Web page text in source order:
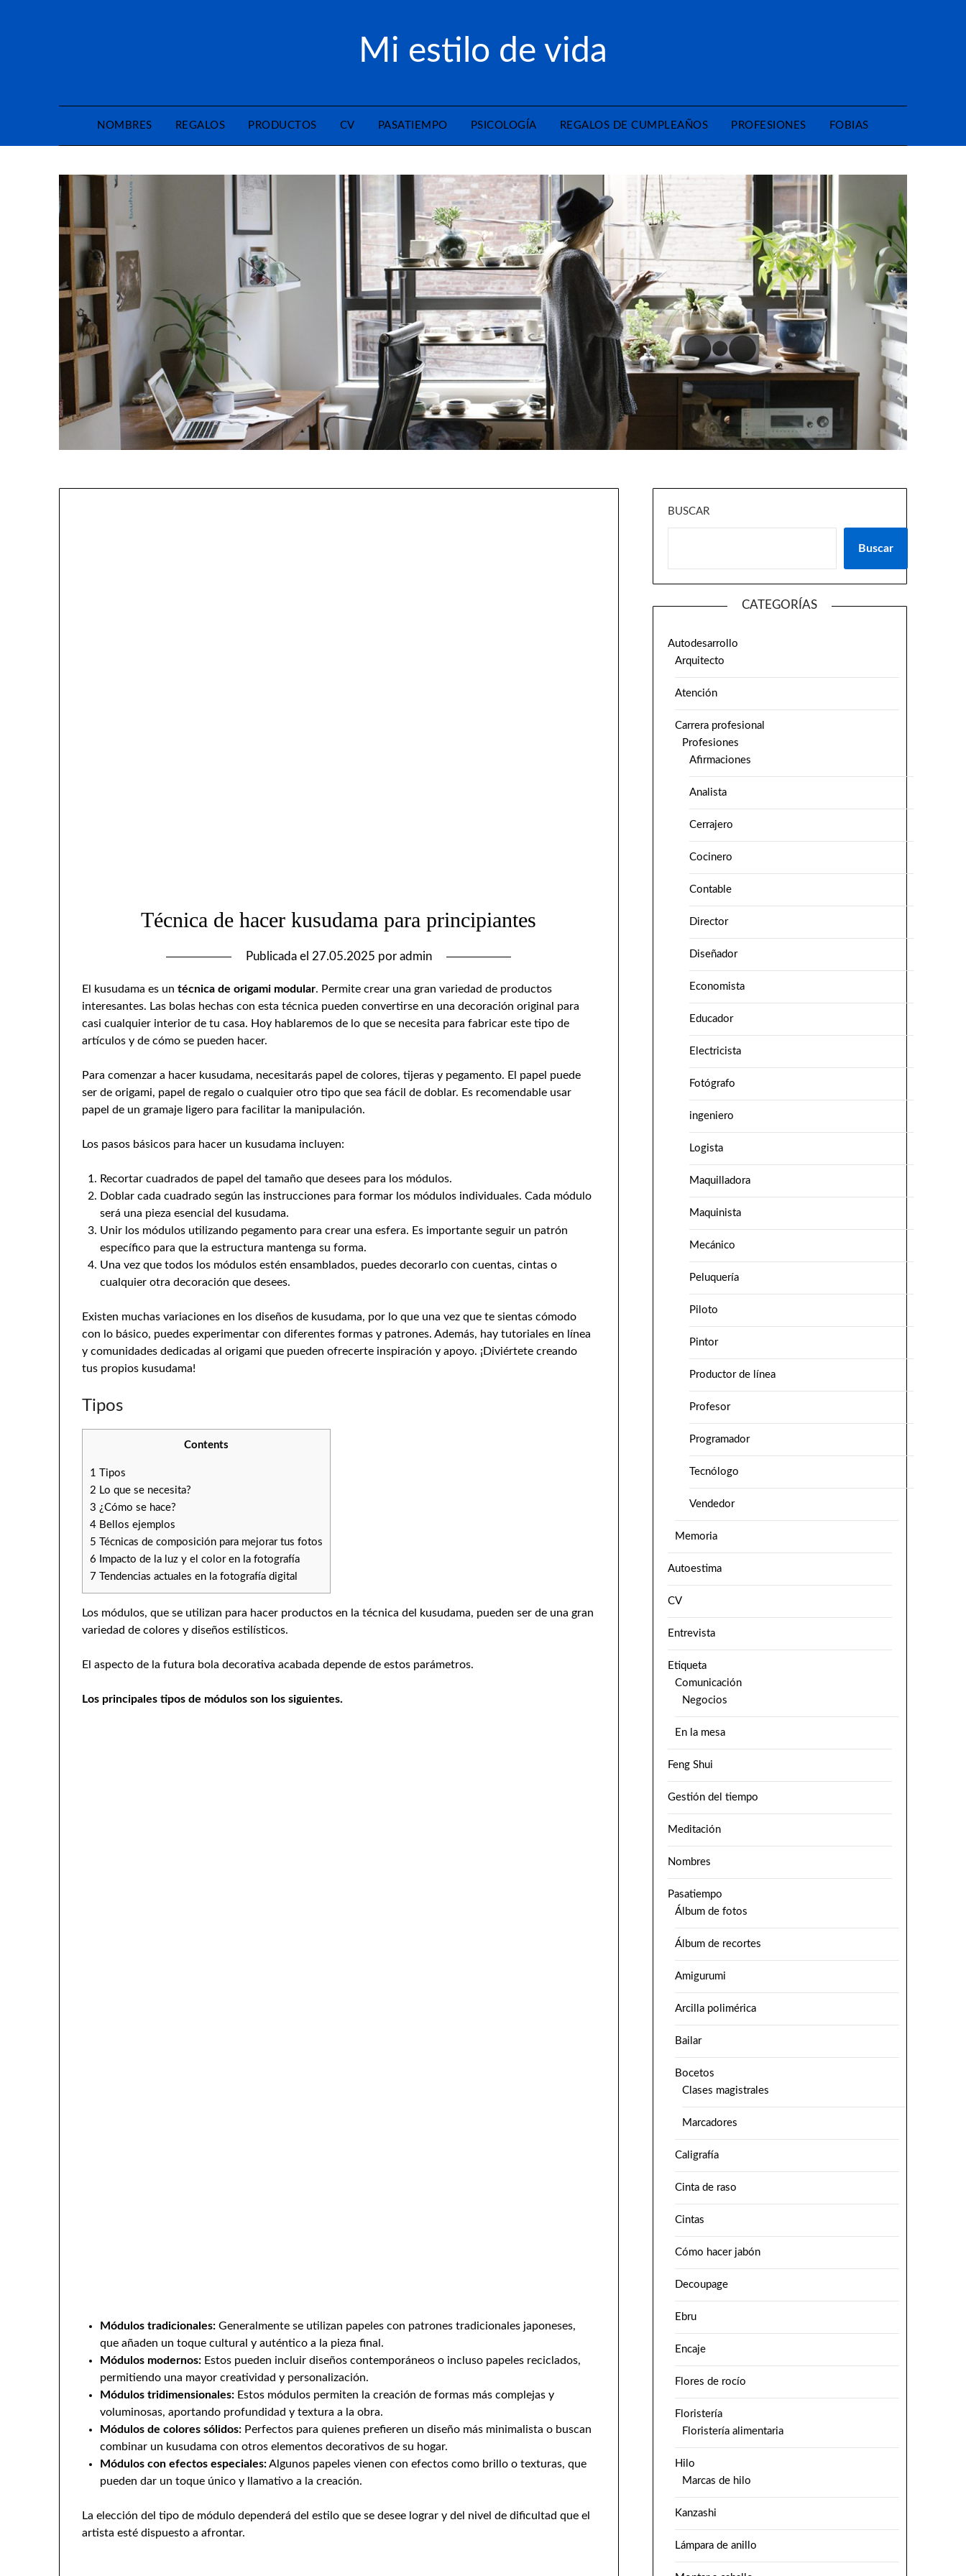
Mi estilo de vida
NOMBRES REGALOS PRODUCTOS CV PASATIEMPO PSICOLOGÍA REGALOS DE CUMPLEAÑOS PROFESIONES FOBIAS
Técnica de hacer kusudama para principiantes
Publicada el 27.05.2025 por admin
El kusudama es un técnica de origami modular. Permite crear una gran variedad de productos
interesantes. Las bolas hechas con esta técnica pueden convertirse en una decoración original para
casi cualquier interior de tu casa. Hoy hablaremos de lo que se necesita para fabricar este tipo de
artículos y de cómo se pueden hacer.
Para comenzar a hacer kusudama, necesitarás papel de colores, tijeras y pegamento. El papel puede
ser de origami, papel de regalo o cualquier otro tipo que sea fácil de doblar. Es recomendable usar
papel de un gramaje ligero para facilitar la manipulación.
Los pasos básicos para hacer un kusudama incluyen:
Recortar cuadrados de papel del tamaño que desees para los módulos.
Doblar cada cuadrado según las instrucciones para formar los módulos individuales. Cada módulo
será una pieza esencial del kusudama.
Unir los módulos utilizando pegamento para crear una esfera. Es importante seguir un patrón
específico para que la estructura mantenga su forma.
Una vez que todos los módulos estén ensamblados, puedes decorarlo con cuentas, cintas o
cualquier otra decoración que desees.
Existen muchas variaciones en los diseños de kusudama, por lo que una vez que te sientas cómodo
con lo básico, puedes experimentar con diferentes formas y patrones. Además, hay tutoriales en línea
y comunidades dedicadas al origami que pueden ofrecerte inspiración y apoyo. ¡Diviértete creando
tus propios kusudama!
Tipos
Contents
1 Tipos
2 Lo que se necesita?
3 ¿Cómo se hace?
4 Bellos ejemplos
5 Técnicas de composición para mejorar tus fotos
6 Impacto de la luz y el color en la fotografía
7 Tendencias actuales en la fotografía digital
Los módulos, que se utilizan para hacer productos en la técnica del kusudama, pueden ser de una gran
variedad de colores y diseños estilísticos.
El aspecto de la futura bola decorativa acabada depende de estos parámetros.
Los principales tipos de módulos son los siguientes.
Módulos tradicionales: Generalmente se utilizan papeles con patrones tradicionales japoneses,
que añaden un toque cultural y auténtico a la pieza final.
Módulos modernos: Estos pueden incluir diseños contemporáneos o incluso papeles reciclados,
permitiendo una mayor creatividad y personalización.
Módulos tridimensionales: Estos módulos permiten la creación de formas más complejas y
voluminosas, aportando profundidad y textura a la obra.
Módulos de colores sólidos: Perfectos para quienes prefieren un diseño más minimalista o buscan
combinar un kusudama con otros elementos decorativos de su hogar.
Módulos con efectos especiales:Algunos papeles vienen con efectos como brillo o texturas, que
pueden dar un toque único y llamativo a la creación.
La elección del tipo de módulo dependerá del estilo que se desee lograr y del nivel de dificultad que el
artista esté dispuesto a afrontar.
BUSCAR
Buscar
CATEGORÍAS
Autodesarrollo
Arquitecto
Atención
Carrera profesional
Profesiones
Afirmaciones
Analista
Cerrajero
Cocinero
Contable
Director
Diseñador
Economista
Educador
Electricista
Fotógrafo
ingeniero
Logista
Maquilladora
Maquinista
Mecánico
Peluquería
Piloto
Pintor
Productor de línea
Profesor
Programador
Tecnólogo
Vendedor
Memoria
Autoestima
CV
Entrevista
Etiqueta
Comunicación
Negocios
En la mesa
Feng Shui
Gestión del tiempo
Meditación
Nombres
Pasatiempo
Álbum de fotos
Álbum de recortes
Amigurumi
Arcilla polimérica
Bailar
Bocetos
Clases magistrales
Marcadores
Caligrafía
Cinta de raso
Cintas
Cómo hacer jabón
Decoupage
Ebru
Encaje
Flores de rocío
Floristería
Floristería alimentaria
Hilo
Marcas de hilo
Kanzashi
Lámpara de anillo